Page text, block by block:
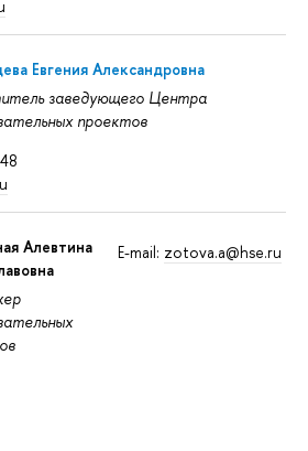
Евгения Александровна
заведующего Центра
проектов
Алевтина
E-mail: zotova.a@hse.ru